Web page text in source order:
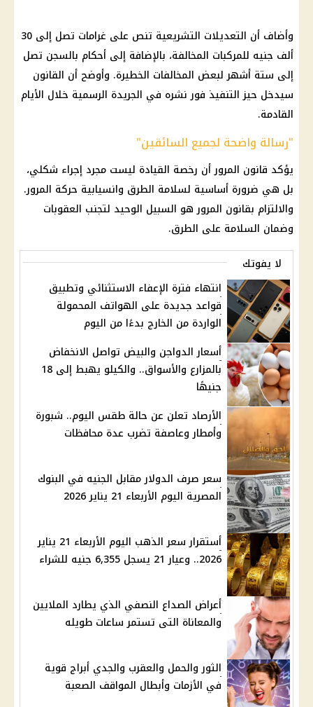
وأضاف أن التعديلات التشريعية تنص على غرامات تصل إلى 30
ألف جنيه للمركبات المخالفة، بالإضافة إلى أحكام بالسجن تصل
إلى ستة أشهر لبعض المخالفات الخطيرة. وأوضح أن القانون
سيدخل حيز التنفيذ فور نشره في الجريدة الرسمية خلال الأيام
القادمة.
"رسالة واضحة لجميع السائقين"
يؤكد قانون المرور أن رخصة القيادة ليست مجرد إجراء شكلي،
بل هي ضرورة أساسية لسلامة الطرق وانسيابية حركة المرور.
والالتزام بقانون المرور هو السبيل الوحيد لتجنب العقوبات
وضمان السلامة على الطرق.
لا يفوتك
انتهاء فترة الإعفاء الاستثنائي وتطبيق
قواعد جديدة على الهواتف المحمولة
الواردة من الخارج بدءًا من اليوم
أسعار الدواجن والبيض تواصل الانخفاض
بالمزارع والأسواق.. والكيلو يهبط إلى 18
جنيهًا
الأرصاد تعلن عن حالة طقس اليوم.. شبورة
وأمطار وعاصفة تضرب عدة محافظات
سعر صرف الدولار مقابل الجنيه في البنوك
المصرية اليوم الأربعاء 21 يناير 2026
أستقرار سعر الذهب اليوم الأربعاء 21 يناير
2026.. وعيار 21 يسجل 6,355 جنيه للشراء
أعراض الصداع النصفي الذي يطارد الملايين
والمعاناة التى تستمر ساعات طويله
الثور والحمل والعقرب والجدي أبراج قوية
في الأزمات وأبطال المواقف الصعبة